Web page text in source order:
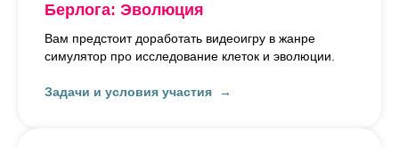
Берлога: Эволюция
Вам предстоит доработать видеоигру в жанре
симулятор про исследование клеток и эволюции.
Задачи и условия участия